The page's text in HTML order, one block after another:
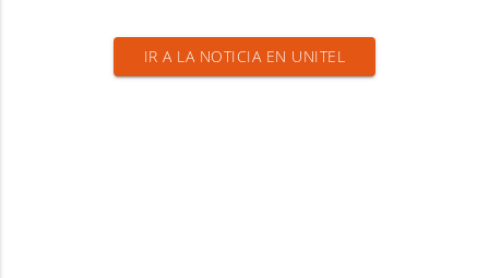
IR A LA NOTICIA EN UNITEL